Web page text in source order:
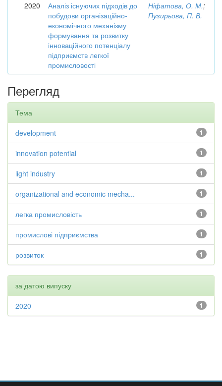
2020
Аналіз існуючих підходів до
побудови організаційно-
економічного механізму
формування та розвитку
інноваційного потенціалу
підприємств легкої
промисловості
Ніфатова, О. М.;
Пузирьова, П. В.
Перегляд
Тема
1
development
1
innovation potential
1
light industry
1
organizational and economic mecha...
1
легка промисловість
1
промислові підприємства
1
розвиток
за датою випуску
1
2020